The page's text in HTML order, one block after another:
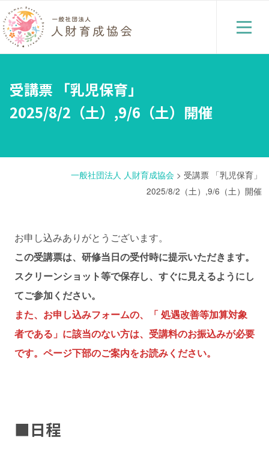
受講票 「乳児保育」
2025/8/2（土）,9/6（土）開催
一般社団法人 人財育成協会 > 受講票 「乳児保育」
2025/8/2（土）,9/6（土）開催
お申し込みありがとうございます。
この受講票は、研修当日の受付時に提示いただきます。
スクリーンショット等で保存し、すぐに見えるようにし
てご参加ください。
また、お申し込みフォームの、「 処遇改善等加算対象
者である」に該当のない方は、受講料のお振込みが必要
です。ページ下部のご案内をお読みください。
■日程